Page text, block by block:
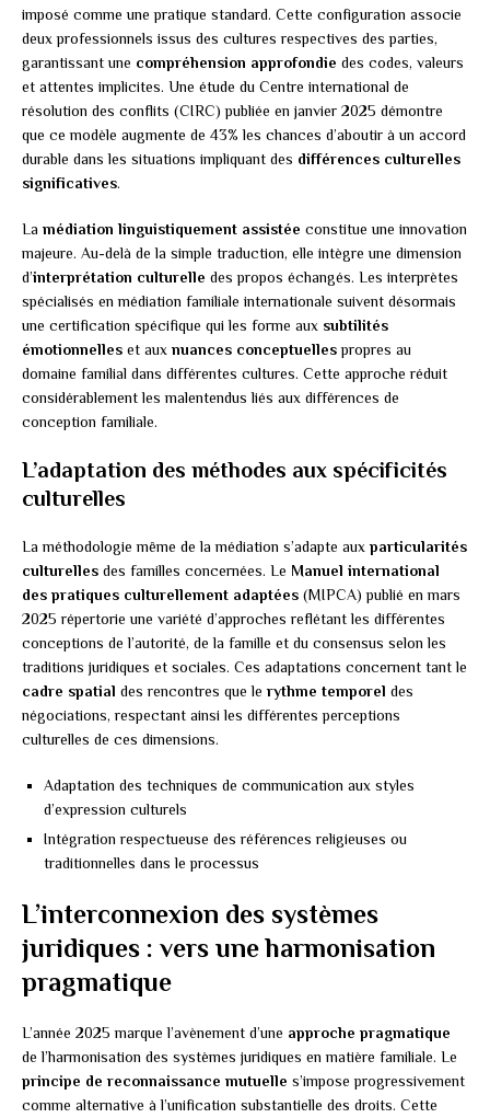
imposé comme une pratique standard. Cette configuration associe
deux professionnels issus des cultures respectives des parties,
garantissant une compréhension approfondie des codes, valeurs
et attentes implicites. Une étude du Centre international de
résolution des conflits (CIRC) publiée en janvier 2025 démontre
que ce modèle augmente de 43% les chances d’aboutir à un accord
durable dans les situations impliquant des différences culturelles
significatives.
La médiation linguistiquement assistée constitue une innovation
majeure. Au-delà de la simple traduction, elle intègre une dimension
d’interprétation culturelle des propos échangés. Les interprètes
spécialisés en médiation familiale internationale suivent désormais
une certification spécifique qui les forme aux subtilités
émotionnelles et aux nuances conceptuellespropres au
domaine familial dans différentes cultures. Cette approche réduit
considérablement les malentendus liés aux différences de
conception familiale.
L’adaptation des méthodes aux spécificités
culturelles
La méthodologie même de la médiation s’adapte aux particularités
culturelles des familles concernées. Le Manuel international
des pratiques culturellement adaptées (MIPCA) publié en mars
2025 répertorie une variété d’approches reflétant les différentes
conceptions de l’autorité, de la famille et du consensus selon les
traditions juridiques et sociales. Ces adaptations concernent tant le
cadre spatial des rencontres que le rythme temporel des
négociations, respectant ainsi les différentes perceptions
culturelles de ces dimensions.
Adaptation des techniques de communication aux styles
d’expression culturels
Intégration respectueuse des références religieuses ou
traditionnelles dans le processus
L’interconnexion des systèmes
juridiques : vers une harmonisation
pragmatique
L’année 2025 marque l’avènement d’une approche pragmatique
de l’harmonisation des systèmes juridiques en matière familiale. Le
principe de reconnaissance mutuelle s’impose progressivement
comme alternative à l’unification substantielle des droits. Cette